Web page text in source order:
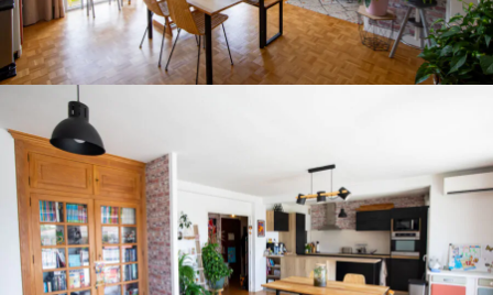
APPARTEMENT - SAINT-GENIS-LAVAL
En Hypercentre et au calme, appartement T3 de 72,10
m2 avec balcon et vue panoramique. Luminosité et
espace pour cet appartement, situé dans une résidence
sécurisée avec espaces verts, offrant un entrée
desservant une grande pièce à vivre à l’esprit très
contemporain ouverte sur le bacon avec cuisine
aménagée et équipée, une loggia. Un espace nuit
composé de deux chambres avec placard, une salle de
bains, un wc. Nombreux rangements. Parquets massifs.